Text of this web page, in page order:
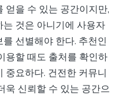
얻을 수 있는 공간이지만,
것은 아니기에 사용자
선별해야 한다. 추천인
용할 때도 출처를 확인하
중요하다. 건전한 커뮤니
욱 신뢰할 수 있는 공간으